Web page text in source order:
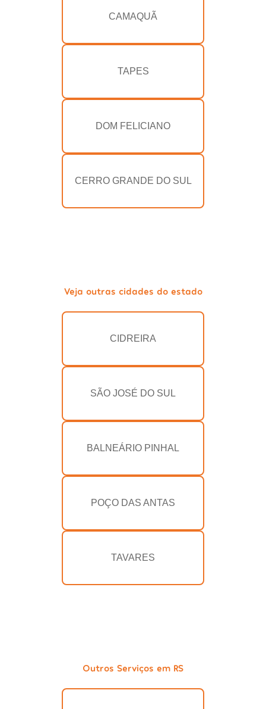
CAMAQUÃ
TAPES
DOM FELICIANO
CERRO GRANDE DO SUL
Veja outras cidades do estado
CIDREIRA
SÃO JOSÉ DO SUL
BALNEÁRIO PINHAL
POÇO DAS ANTAS
TAVARES
Outros Serviços em RS